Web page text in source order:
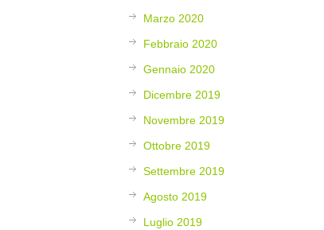
Marzo 2020
Febbraio 2020
Gennaio 2020
Dicembre 2019
Novembre 2019
Ottobre 2019
Settembre 2019
Agosto 2019
Luglio 2019